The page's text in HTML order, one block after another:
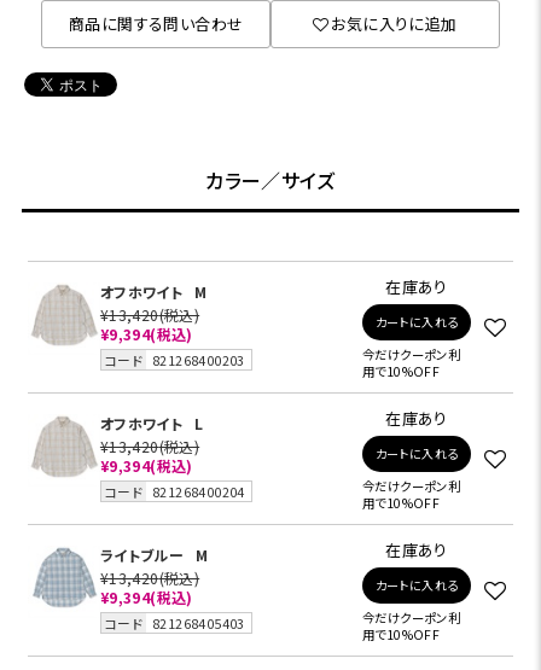
商品に関する問い合わせ お気に入りに追加
カラー／サイズ
オフホワイト
M
¥13,420(税込)
¥9,394(税込)
コード 821268400203
在庫あり
カートに入れる
今だけクーポン利
用で10%OFF
オフホワイト
L
¥13,420(税込)
¥9,394(税込)
コード 821268400204
在庫あり
カートに入れる
今だけクーポン利
用で10%OFF
ライトブルー
M
¥13,420(税込)
¥9,394(税込)
コード 821268405403
在庫あり
カートに入れる
今だけクーポン利
用で10%OFF